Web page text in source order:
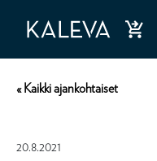
Ost
a
« Kaikki ajankohtaiset
20.8.2021